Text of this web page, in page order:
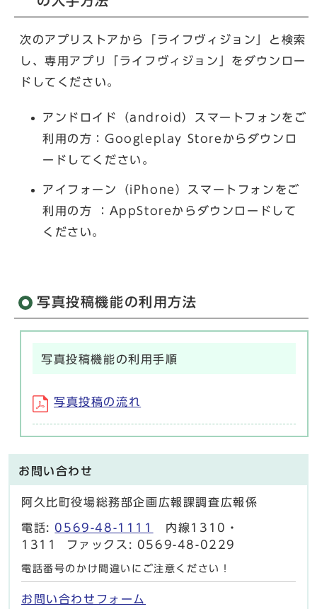
次のアプリストアから「ライフヴィジョン」と検索
し、専用アプリ「ライフヴィジョン」をダウンロー
ドしてください。
アンドロイド（android）スマートフォンをご
利用の方：Googleplay Storeからダウンロ
ードしてください。
アイフォーン（iPhone）スマートフォンをご
利用の方 ：AppStoreからダウンロードして
ください。
写真投稿機能の利用方法
写真投稿機能の利用手順
写真投稿の流れ
お問い合わせ
阿久比町役場総務部企画広報課調査広報係
電話: 0569-48-1111
内線1310・
1311 ファックス: 0569-48-0229
電話番号のかけ間違いにご注意ください！
お問い合わせフォーム